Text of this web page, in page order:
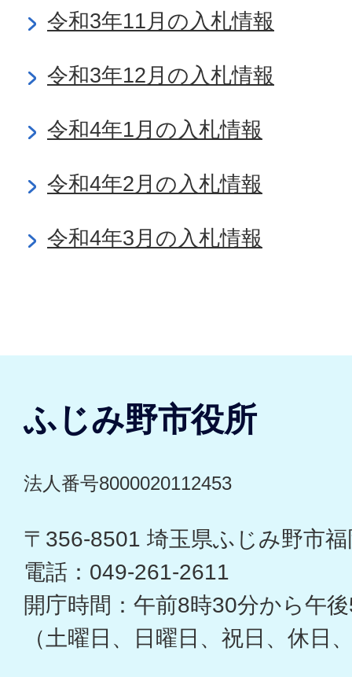
令和3年11月の入札情報
令和3年12月の入札情報
令和4年1月の入札情報
令和4年2月の入札情報
令和4年3月の入札情報
ふじみ野市役所
法人番号8000020112453
〒356-8501 埼玉県ふじみ野市
電話：049-261-2611
開庁時間：午前8時30分から午
（土曜日、日曜日、祝日、休日